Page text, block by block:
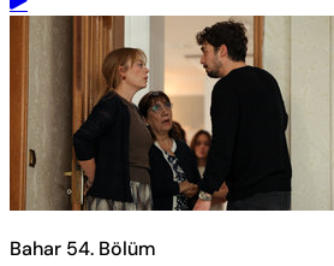
Bahar 54. Bölüm